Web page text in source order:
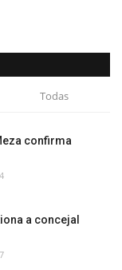
Todas
confirma
a concejal